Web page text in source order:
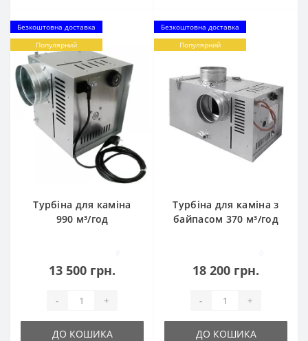
Безкоштовна доставка
Популярний
Турбіна для каміна
990 м³/год
13 500 грн.
- +
ДО КОШИКА
Безкоштовна доставка
Популярний
Турбіна для каміна з
байпасом 370 м³/год
18 200 грн.
- +
ДО КОШИКА